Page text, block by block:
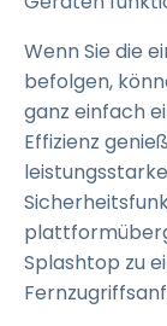
Wenn Sie die
befolgen,
ganz einfach
Effizienz
Splashtop zu